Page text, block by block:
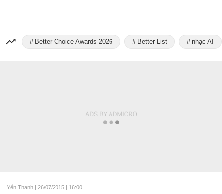
Better Choice Awards 2026 Better List nhạc AI
Yến Thanh | 26/07/2015 | 16:00